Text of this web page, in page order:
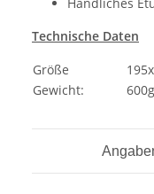
Technische Daten
Größe
Gewicht:
600g